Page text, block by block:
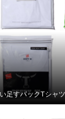
足すパックTシャ